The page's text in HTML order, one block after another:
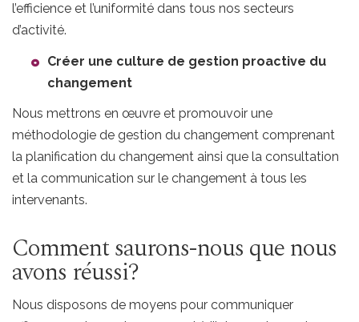
l’efficience et l’uniformité dans tous nos secteurs
d’activité.
Créer une culture de gestion proactive du
changement
Nous mettrons en œuvre et promouvoir une
méthodologie de gestion du changement comprenant
la planification du changement ainsi que la consultation
et la communication sur le changement à tous les
intervenants.
Comment saurons-nous que nous
avons réussi?
Nous disposons de moyens pour communiquer